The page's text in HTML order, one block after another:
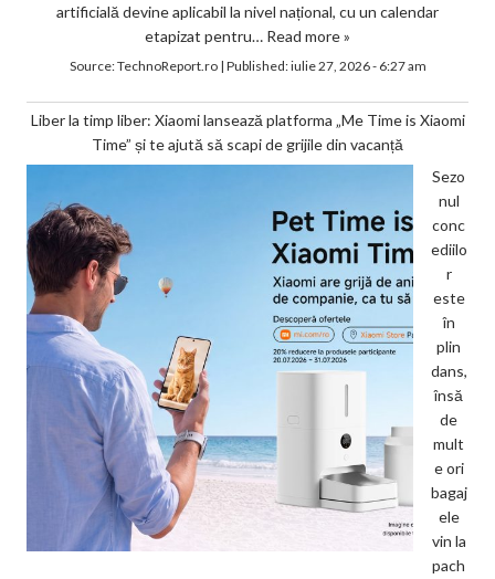
artificială devine aplicabil la nivel național, cu un calendar
etapizat pentru… Read more »
Source:TechnoReport.ro| Published:iulie 27, 2026 - 6:27 am
Liber la timp liber: Xiaomi lansează platforma „Me Time is Xiaomi
Time” și te ajută să scapi de grijile din vacanță
Sezo
nul
conc
ediilo
r
este
în
plin
dans,
însă
de
mult
e ori
bagaj
ele
vin la
pach